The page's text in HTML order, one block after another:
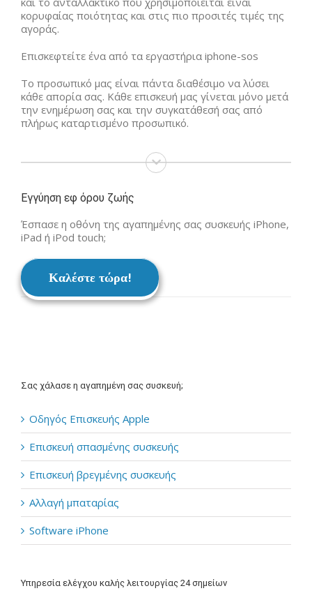
κορυφαίας ποιότητας και στις πιο προσιτές τιμές της
αγοράς.
Επισκεφτείτε ένα από τα εργαστήρια iphone-sos
Το προσωπικό μας είναι πάντα διαθέσιμο να λύσει
κάθε απορία σας. Κάθε επισκευή μας γίνεται μόνο μετά
την ενημέρωση σας και την συγκατάθεσή σας από
πλήρως καταρτισμένο προσωπικό.
Εγγύηση εφ όρου ζωής
Έσπασε η οθόνη της αγαπημένης σας συσκευής iPhone,
iPad ή iPod touch;
Καλέστε τώρα!
Σας χάλασε η αγαπημένη σας συσκευή;
Οδηγός Επισκευής Apple
Επισκευή σπασμένης συσκευής
Επισκευή βρεγμένης συσκευής
Αλλαγή μπαταρίας
Software iPhone
Υπηρεσία ελέγχου καλής λειτουργίας 24 σημείων